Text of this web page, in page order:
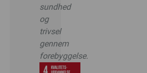
sundhed
og
trivsel
gennem
forebyggelse.